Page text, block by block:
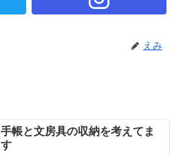
えみ
手帳と文房具の収納を考えてま
す